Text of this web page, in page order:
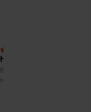
4 van 5 sterren
Hans Kollenbrander
Snelle levering en goede
respons bij installatie.